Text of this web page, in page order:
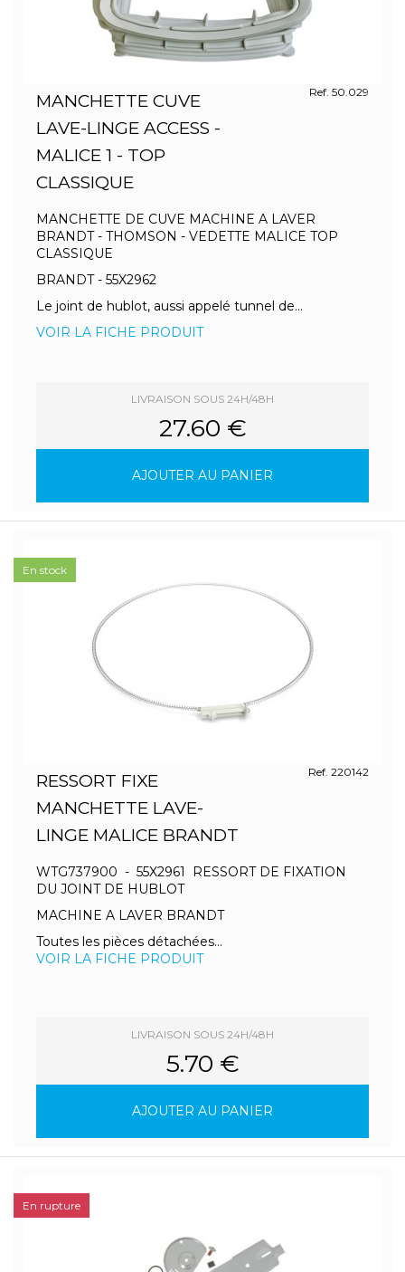
MANCHETTE CUVE
LAVE-LINGE ACCESS -
MALICE 1 - TOP
CLASSIQUE
Ref. 50.029
MANCHETTE DE CUVE MACHINE A LAVER
BRANDT - THOMSON - VEDETTE MALICE TOP
CLASSIQUE
BRANDT - 55X2962
Le joint de hublot, aussi appelé tunnel de...
VOIR LA FICHE PRODUIT
LIVRAISON SOUS 24H/48H
27.60 €
AJOUTER AU PANIER
RESSORT FIXE
MANCHETTE LAVE-
LINGE MALICE BRANDT
Ref. 220142
WTG737900 - 55X2961 RESSORT DE FIXATION
DU JOINT DE HUBLOT
MACHINE A LAVER BRANDT
Toutes les pièces détachées...
VOIR LA FICHE PRODUIT
LIVRAISON SOUS 24H/48H
5.70 €
AJOUTER AU PANIER
En stock
En rupture